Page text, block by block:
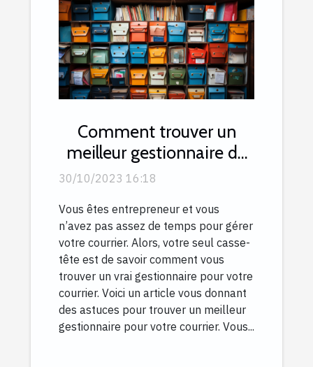
Comment trouver un
meilleur gestionnaire de
courrier ?
30/10/2023 16:18
Vous êtes entrepreneur et vous
n’avez pas assez de temps pour gérer
votre courrier. Alors, votre seul casse-
tête est de savoir comment vous
trouver un vrai gestionnaire pour votre
courrier. Voici un article vous donnant
des astuces pour trouver un meilleur
gestionnaire pour votre courrier. Vous...